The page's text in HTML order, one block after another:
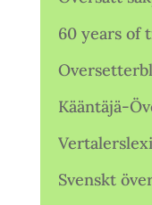
60 years of
Kääntäjä-
Svenskt